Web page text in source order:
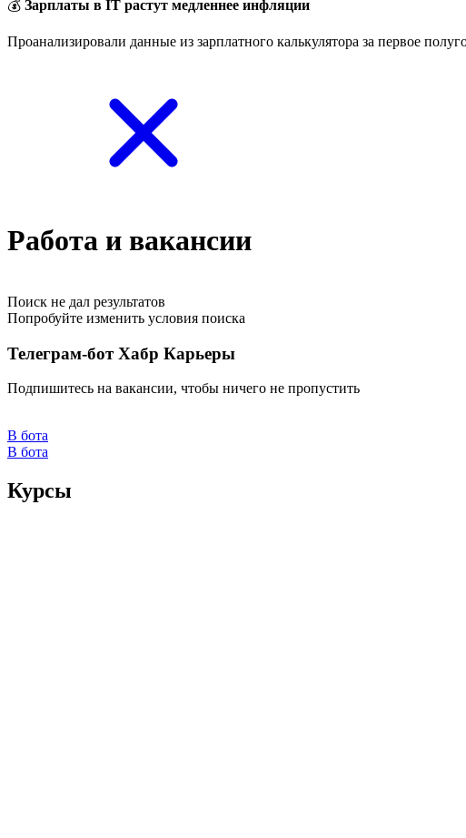
💰 Зарплаты в IT растут медленнее инфляции
Проанализировали данные из зарплатного калькулятора за первое
Работа и вакансии
Поиск не дал результатов
Попробуйте изменить условия поиска
Телеграм-бот Хабр Карьеры
Подпишитесь на вакансии, чтобы ничего не пропустить
В бота
В бота
Курсы